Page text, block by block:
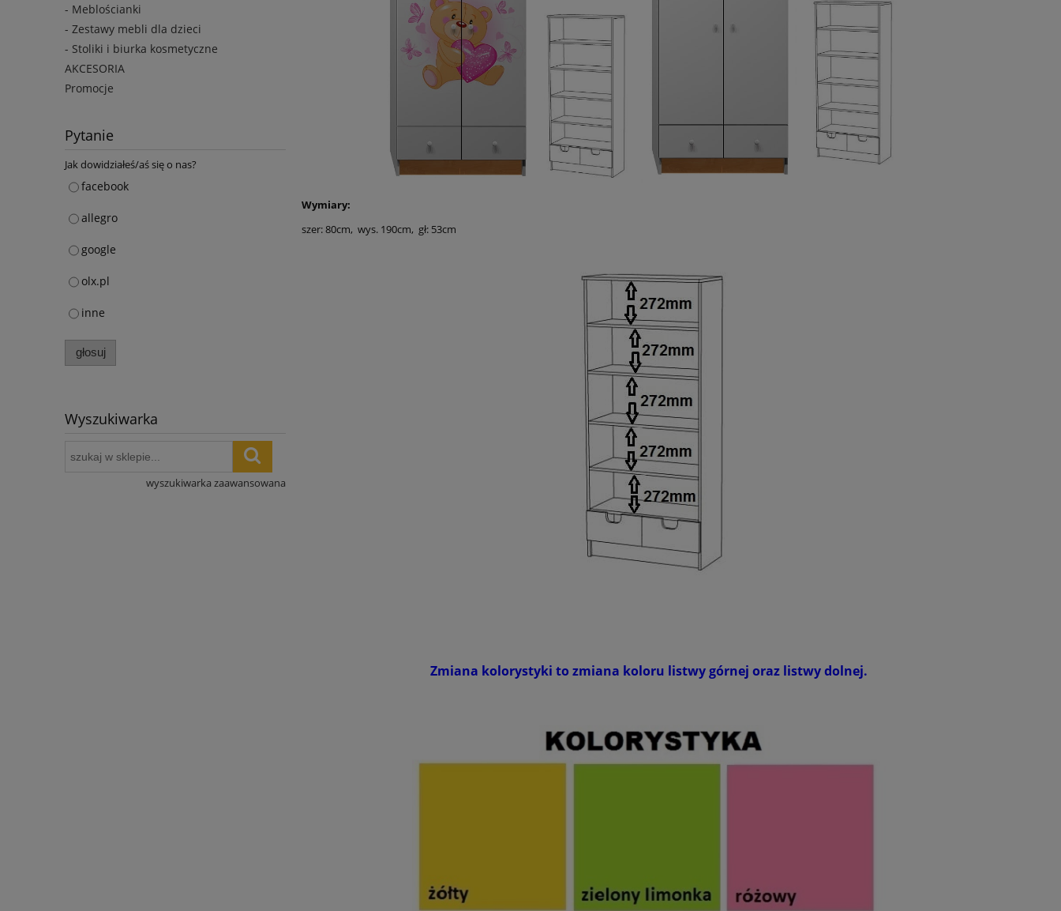
- Meblościanki
- Zestawy mebli dla dzieci
- Stoliki i biurka kosmetyczne
AKCESORIA
Promocje
Pytanie
Jak dowidziałeś/aś się o nas?
facebook
allegro
google
olx.pl
inne
głosuj
Wyszukiwarka
wyszukiwarka zaawansowana
Wymiary:
szer: 80cm, wys. 190cm, gł: 53cm
Zmiana kolorystyki to zmiana koloru listwy górnej oraz listwy dolnej.